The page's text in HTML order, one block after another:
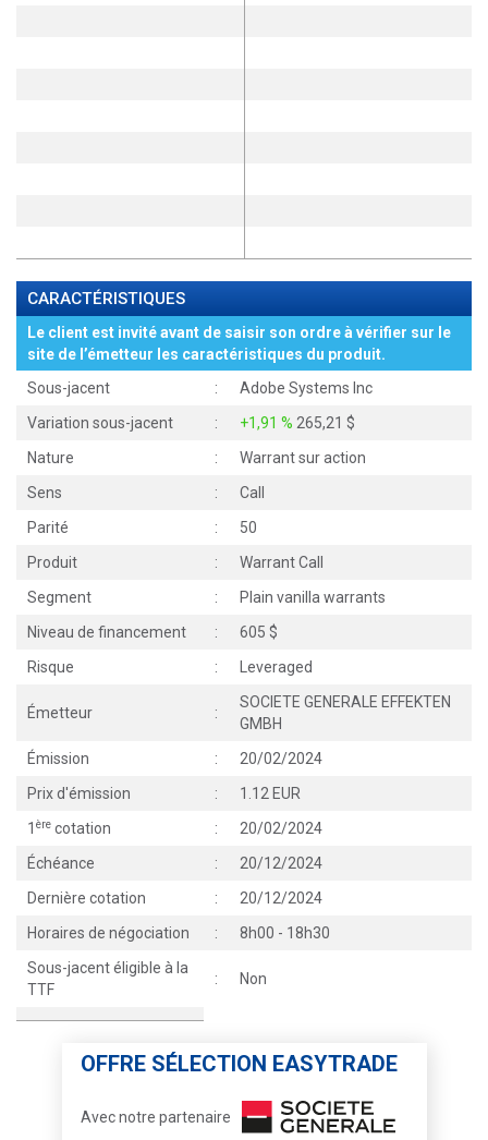
CARACTÉRISTIQUES
Le client est invité avant de saisir son ordre à vérifier sur le
site de l’émetteur les caractéristiques du produit.
Sous-jacent
:
Adobe Systems Inc
Variation sous-jacent
: +1,91 % 265,21 $
Nature
:
Warrant sur action
Sens
:
Call
Parité
:
50
Produit
:
Warrant Call
Segment
:
Plain vanilla warrants
Niveau de financement
:
605 $
Risque
: Leveraged
Émetteur :
SOCIETE GENERALE EFFEKTEN
GMBH
Émission
:
20/02/2024
Prix d'émission
:
1.12 EUR
1 ère cotation :
20/02/2024
Échéance
:
20/12/2024
Dernière cotation
:
20/12/2024
Horaires de négociation
:
8h00 - 18h30
Sous-jacent éligible à la
TTF
: Non
OFFRE SÉLECTION EASYTRADE
Avec notre partenaire